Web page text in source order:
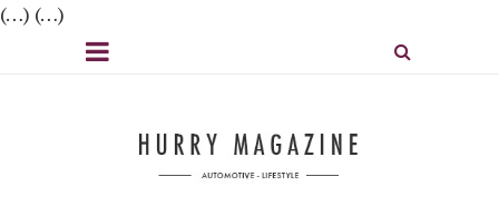
(…) (…)